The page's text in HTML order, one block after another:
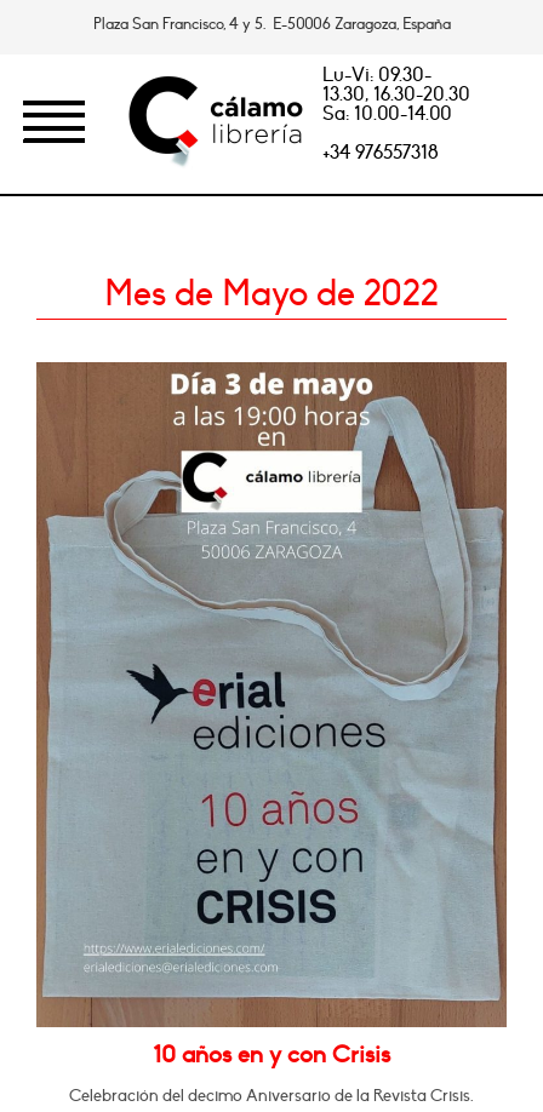
Plaza San Francisco, 4 y 5. E-50006 Zaragoza, España
Lu-Vi: 09.30-
13.30, 16.30-20.30
Sa: 10.00-14.00
+34 976557318
Mes de Mayo de 2022
10 años en y con Crisis
Celebración del decimo Aniversario de la Revista Crisis.